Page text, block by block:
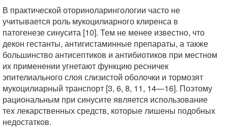
В практической оториноларингологии часто не
учитывается роль мукоцилиарного клиренса в
патогенезе синусита [10]. Тем не менее известно, что
декон гестанты, антигистаминные препараты, а также
большинство антисептиков и антибиотиков при местном
их применении угнетают функцию ресничек
эпителиального слоя слизистой оболочки и тормозят
мукоцилиарный транспорт [3, 6, 8, 11, 14—16]. Поэтому
рациональным при синусите является использование
тех лекарственных средств, которые лишены подобных
недостатков.